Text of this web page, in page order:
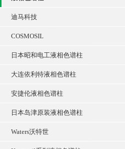
迪马科技
COSMOSIL
日本昭和电工液相色谱柱
大连依利特液相色谱柱
安捷伦液相色谱柱
日本岛津原装液相色谱柱
Waters沃特世